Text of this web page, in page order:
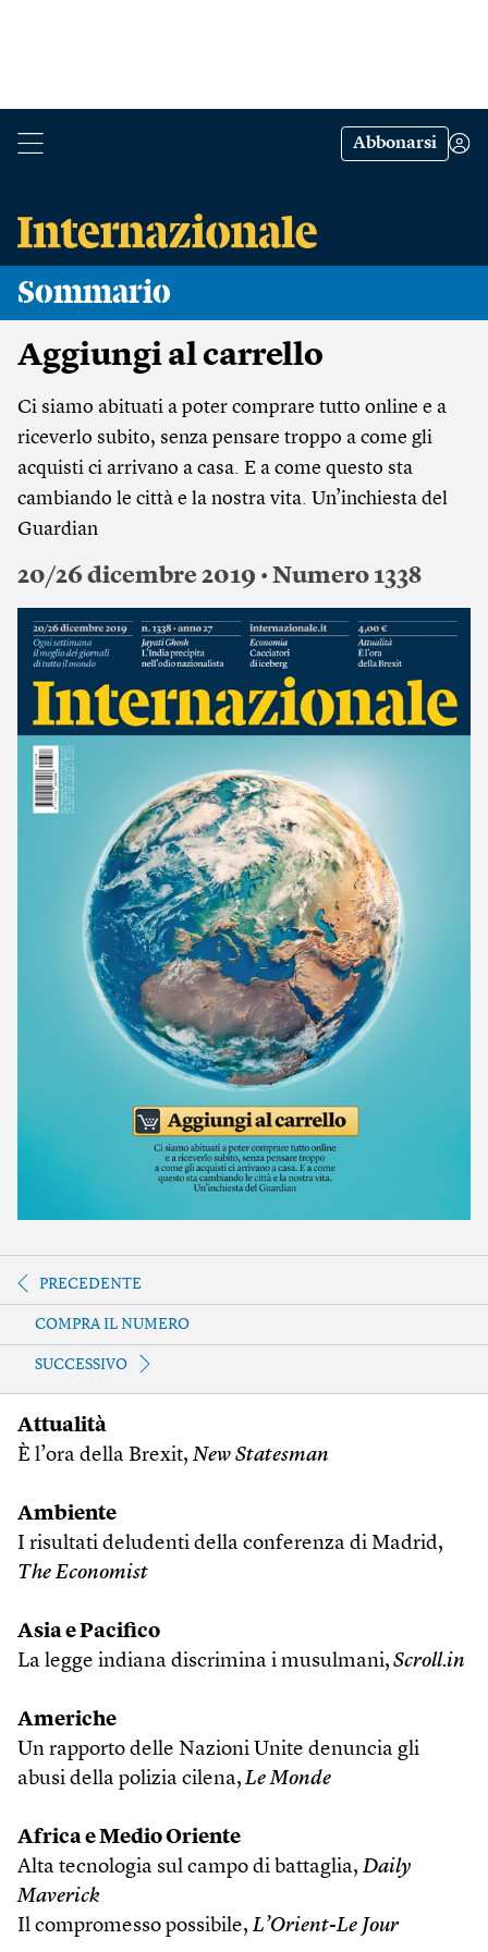
Abbonarsi
Sommario
Aggiungi al carrello
Ci siamo abituati a poter comprare tutto online e a
riceverlo subito, senza pensare troppo a come gli
acquisti ci arrivano a casa. E a come questo sta
cambiando le città e la nostra vita. Un’inchiesta del
Guardian
20/26 dicembre 2019 • Numero 1338
PRECEDENTE
COMPRA IL NUMERO
SUCCESSIVO
Attualità
È l’ora della Brexit, New Statesman
Ambiente
I risultati deludenti della conferenza di Madrid,
The Economist
Asia e Pacifico
La legge indiana discrimina i musulmani, Scroll.in
Americhe
Un rapporto delle Nazioni Unite denuncia gli
abusi della polizia cilena, Le Monde
Africa e Medio Oriente
Alta tecnologia sul campo di battaglia, Daily
Maverick
Il compromesso possibile, L’Orient-Le Jour